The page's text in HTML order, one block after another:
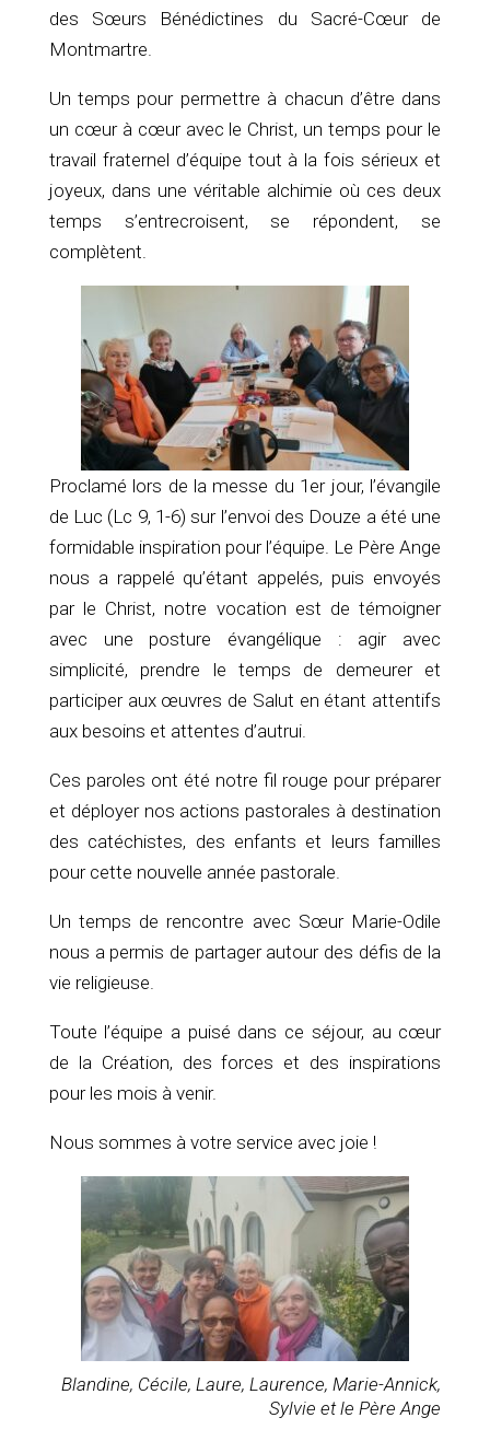
des Sœurs Bénédictines du Sacré-Cœur de
Montmartre.
Un temps pour permettre à chacun d’être dans
un cœur à cœur avec le Christ, un temps pour le
travail fraternel d’équipe tout à la fois sérieux et
joyeux, dans une véritable alchimie où ces deux
temps s’entrecroisent, se répondent, se
complètent.
Proclamé lors de la messe du 1er jour, l’évangile
de Luc (Lc 9, 1-6) sur l’envoi des Douze a été une
formidable inspiration pour l’équipe. Le Père Ange
nous a rappelé qu’étant appelés, puis envoyés
par le Christ, notre vocation est de témoigner
avec une posture évangélique : agir avec
simplicité, prendre le temps de demeurer et
participer aux œuvres de Salut en étant attentifs
aux besoins et attentes d’autrui.
Ces paroles ont été notre fil rouge pour préparer
et déployer nos actions pastorales à destination
des catéchistes, des enfants et leurs familles
pour cette nouvelle année pastorale.
Un temps de rencontre avec Sœur Marie-Odile
nous a permis de partager autour des défis de la
vie religieuse.
Toute l’équipe a puisé dans ce séjour, au cœur
de la Création, des forces et des inspirations
pour les mois à venir.
Nous sommes à votre service avec joie !
Blandine, Cécile, Laure, Laurence, Marie-Annick,
Sylvie et le Père Ange